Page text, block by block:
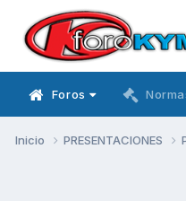
Foros
Inicio PRESENTACIONES